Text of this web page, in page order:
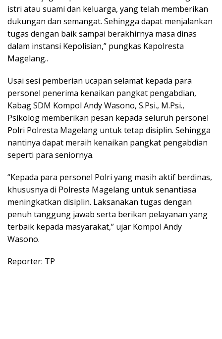
istri atau suami dan keluarga, yang telah memberikan
dukungan dan semangat. Sehingga dapat menjalankan
tugas dengan baik sampai berakhirnya masa dinas
dalam instansi Kepolisian,” pungkas Kapolresta
Magelang..
Usai sesi pemberian ucapan selamat kepada para
personel penerima kenaikan pangkat pengabdian,
Kabag SDM Kompol Andy Wasono, S.Psi., M.Psi.,
Psikolog memberikan pesan kepada seluruh personel
Polri Polresta Magelang untuk tetap disiplin. Sehingga
nantinya dapat meraih kenaikan pangkat pengabdian
seperti para seniornya.
“Kepada para personel Polri yang masih aktif berdinas,
khususnya di Polresta Magelang untuk senantiasa
meningkatkan disiplin. Laksanakan tugas dengan
penuh tanggung jawab serta berikan pelayanan yang
terbaik kepada masyarakat,” ujar Kompol Andy
Wasono.
Reporter: TP